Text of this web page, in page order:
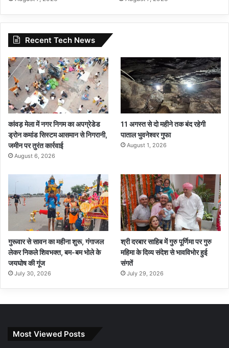
Recent Tech News
कांवड़ मेला में नगर निगम का अपग्रेडेड
ड्रोन कमांड सिस्टम आसमान से निगरानी,
जमीन पर तुरंत कार्रवाई
August 6, 2026
11 अगस्त से दो महीने तक बंद रहेगी
पाताल भुवनेश्वर गुफा
August 1, 2026
गुरूवार से सावन का महीना शुरू, गंगाजल
लेकर निकले शिवभक्त, बम-बम भोले के
जयघोष की गूंज
July 30, 2026
श्री दरबार साहिब में गुरु पूर्णिमा पर गुरु
महिमा के दिव्य संदेश से भावविभोर हुई
संगतें
July 29, 2026
Most Viewed Posts